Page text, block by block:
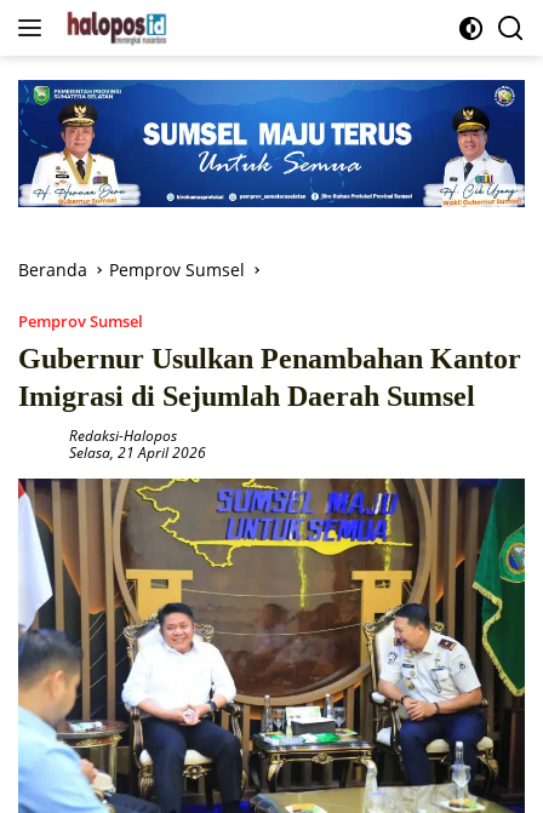
Langsung
Beranda Pemprov Sumsel
Pemprov Sumsel
Gubernur Usulkan Penambahan Kantor
Imigrasi di Sejumlah Daerah Sumsel
Redaksi-Halopos
Selasa, 21 April 2026